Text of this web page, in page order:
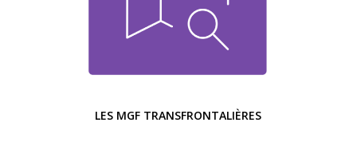
LES MGF TRANSFRONTALIÈRES